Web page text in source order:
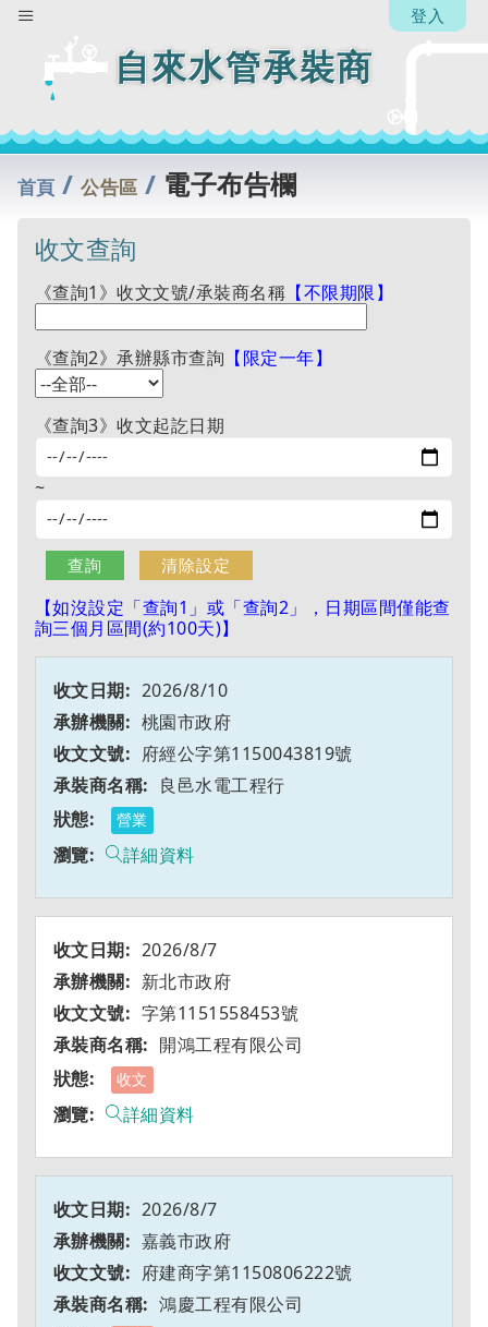
自來水管承裝商
登入
首頁 /公告區 / 電子布告欄
收文查詢
《查詢1》收文文號/承裝商名稱 【不限期限】
《查詢2》承辦縣市查詢 【限定一年】
《查詢3》收文起訖日期
~
【如沒設定「查詢1」或「查詢2」，日期區間僅能查
詢三個月區間(約100天)】
2026/8/10
桃園市政府
府經公字第1150043819號
良邑水電工程行
營業
詳細資料
2026/8/7
新北市政府
字第1151558453號
開鴻工程有限公司
收文
詳細資料
2026/8/7
嘉義市政府
府建商字第1150806222號
鴻慶工程有限公司